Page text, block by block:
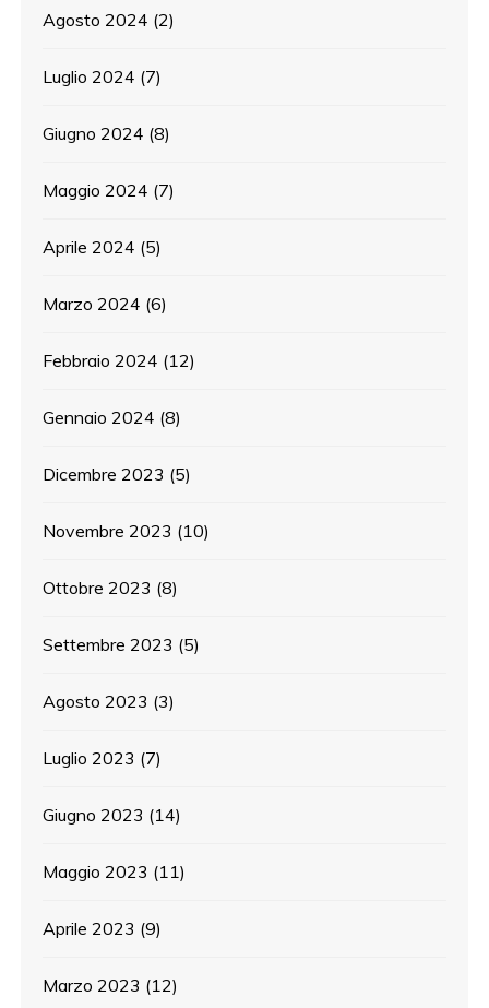
Agosto 2024 (2)
Luglio 2024 (7)
Giugno 2024 (8)
Maggio 2024 (7)
Aprile 2024 (5)
Marzo 2024 (6)
Febbraio 2024 (12)
Gennaio 2024 (8)
Dicembre 2023 (5)
Novembre 2023 (10)
Ottobre 2023 (8)
Settembre 2023 (5)
Agosto 2023 (3)
Luglio 2023 (7)
Giugno 2023 (14)
Maggio 2023 (11)
Aprile 2023 (9)
Marzo 2023 (12)